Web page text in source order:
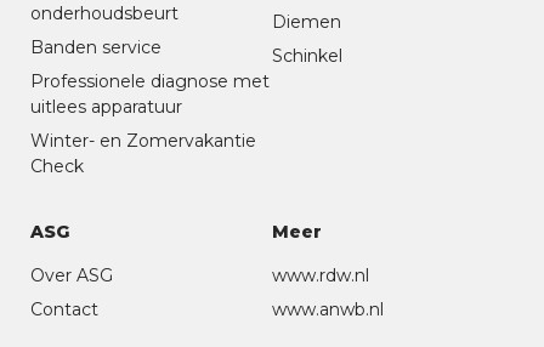
onderhoudsbeurt
Banden service
Professionele diagnose met
uitlees apparatuur
Winter- en Zomervakantie
Check
Diemen
Schinkel
ASG
Over ASG
Contact
Meer
www.rdw.nl
www.anwb.nl